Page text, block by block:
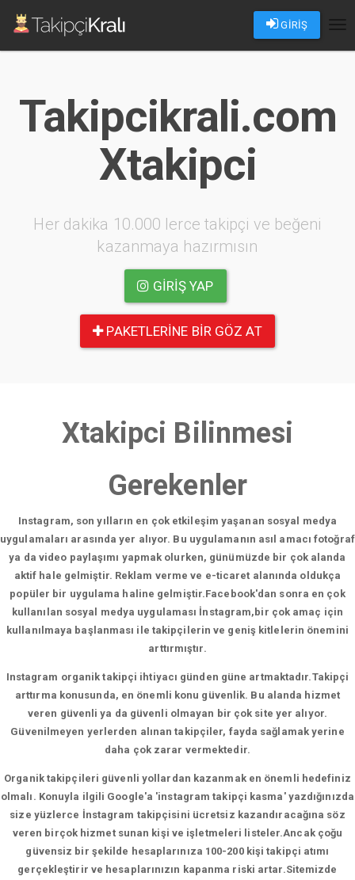
GİRİŞ
Takipcikrali.com
Xtakipci
Her dakika 10.000 lerce takipçi ve beğeni
kazanmaya hazırmısın
GIRIŞ YAP
PAKETLERINE BIR GÖZ AT
Xtakipci Bilinmesi
Gerekenler
Instagram, son yılların en çok etkileşim yaşanan sosyal medya
uygulamaları arasında yer alıyor. Bu uygulamanın asıl amacı fotoğraf
ya da video paylaşımı yapmak olurken, günümüzde bir çok alanda
aktif hale gelmiştir. Reklam verme ve e-ticaret alanında oldukça
popüler bir uygulama haline gelmiştir.Facebook'dan sonra en çok
kullanılan sosyal medya uygulaması İnstagram,bir çok amaç için
kullanılmaya başlanması ile takipçilerin ve geniş kitlelerin önemini
arttırmıştır.
Instagram organik takipçi ihtiyacı günden güne artmaktadır.Takipçi
arttırma konusunda, en önemli konu güvenlik. Bu alanda hizmet
veren güvenli ya da güvenli olmayan bir çok site yer alıyor.
Güvenilmeyen yerlerden alınan takipçiler, fayda sağlamak yerine
daha çok zarar vermektedir.
Organik takipçileri güvenli yollardan kazanmak en önemli hedefiniz
olmalı. Konuyla ilgili Google'a 'instagram takipçi kasma' yazdığınızda
size yüzlerce İnstagram takipçisini ücretsiz kazandıracağına söz
veren birçok hizmet sunan kişi ve işletmeleri listeler.Ancak çoğu
güvensiz bir şekilde hesaplarınıza 100-200 kişi takipçi atımı
gerçekleştirir ve hesaplarınızın kapanma riski artar.Sitemizde